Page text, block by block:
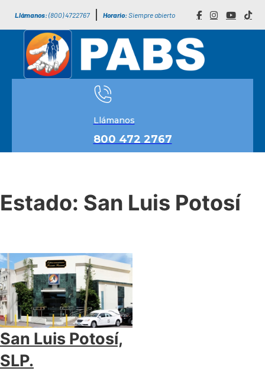
Llámanos:(800) 4722767 Horario:Siempre abierto
Llámanos
800 472 2767
Estado: San Luis Potosí
San Luis Potosí,
SLP.